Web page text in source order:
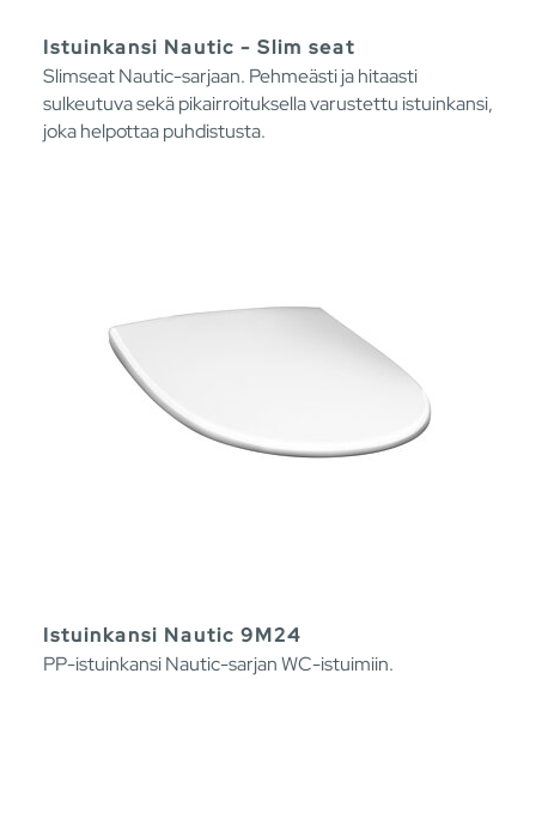
Istuinkansi Nautic - Slim seat
Slimseat Nautic-sarjaan. Pehmeästi ja hitaasti
sulkeutuva sekä pikairroituksella varustettu istuinkansi,
joka helpottaa puhdistusta.
Istuinkansi Nautic 9M24
PP-istuinkansi Nautic-sarjan WC-istuimiin.